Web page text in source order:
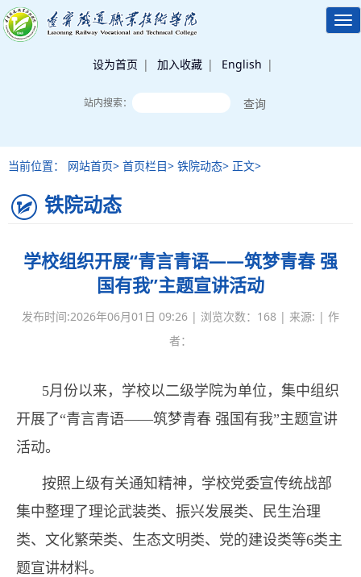
设为首页 | 加入收藏 | English |
站内搜索：
当前位置： 网站首页> 首页栏目> 铁院动态> 正文>
铁院动态
学校组织开展“青言青语——筑梦青春 强
国有我”主题宣讲活动
发布时间:2026年06月01日 09:26 | 浏览次数： 168 | 来源: | 作
者：
5月份以来，学校以二级学院为单位，集中组织
开展了“青言青语——筑梦青春 强国有我”主题宣讲
活动。
按照上级有关通知精神，学校党委宣传统战部
集中整理了理论武装类、振兴发展类、民生治理
类、文化繁荣类、生态文明类、党的建设类等6类主
题宣讲材料。